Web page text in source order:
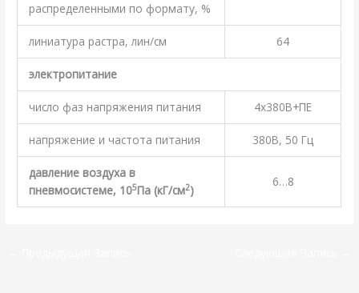
распределенными по формату, %
линиатура растра, лин/см 64
электропитание
число фаз напряжения питания 4х380В+ПЕ
напряжение и частота питания 380В, 50 Гц
давление воздуха в
пневмосистеме, 105Па (кГ/см2)
6…8